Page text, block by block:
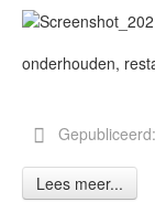
onderhouden,
Lees meer...